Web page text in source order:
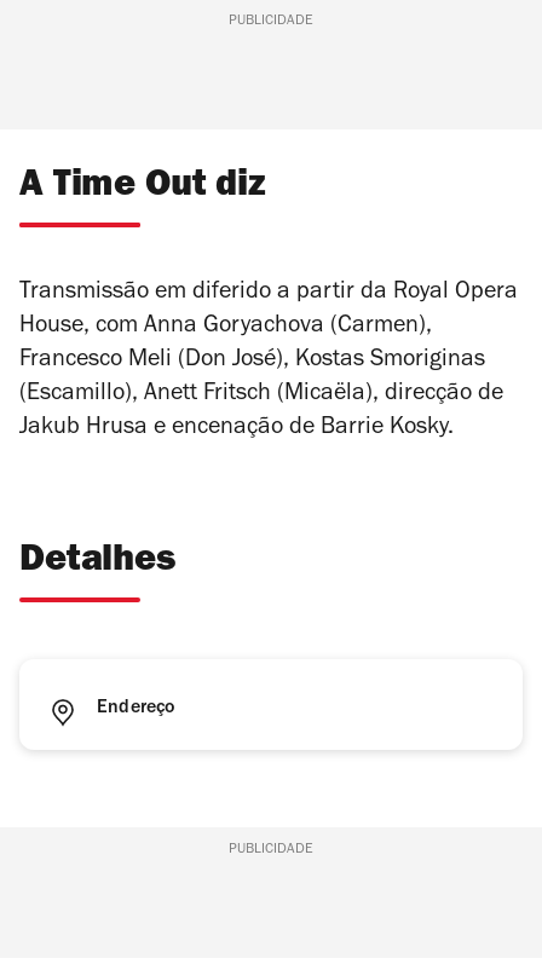
PUBLICIDADE
A Time Out diz
Transmissão em diferido a partir da Royal Opera
House, com Anna Goryachova (Carmen),
Francesco Meli (Don José), Kostas Smoriginas
(Escamillo), Anett Fritsch (Micaëla), direcção de
Jakub Hrusa e encenação de Barrie Kosky.
Detalhes
Endereço
PUBLICIDADE